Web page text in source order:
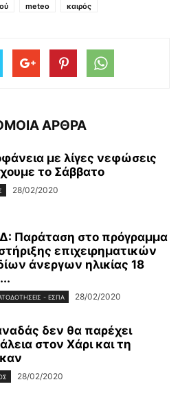
meteo καιρός
ΑΡΘΡΑ
με λίγες νεφώσεις
το Σάββατο
28/02/2020
Παράταση στο πρόγραμμα
επιχειρηματικών
άνεργων ηλικίας 18
- ΕΣΠΑ 28/02/2020
δεν θα παρέχει
στον Χάρι και τη
28/02/2020